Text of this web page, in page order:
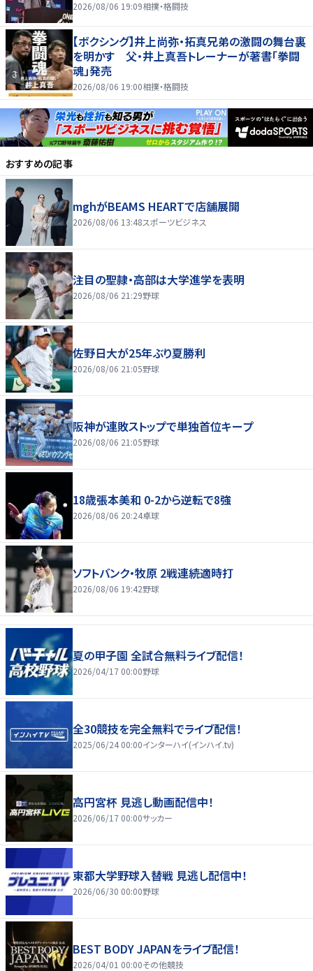
2026/08/06 19:09相撲・格闘技
【ボクシング】井上尚弥・拓真兄弟の激闘の舞台裏
を明かす 父・井上真吾トレーナーが著書「拳闘
魂」発売
2026/08/06 19:00相撲・格闘技
おすすめの記事
mghがBEAMS HEARTで店舗展開
2026/08/06 13:48スポーツビジネス
注目の聖隷・高部は大学進学を表明
2026/08/06 21:29野球
佐野日大が25年ぶり夏勝利
2026/08/06 21:05野球
阪神が連敗ストップで単独首位キープ
2026/08/06 21:05野球
18歳張本美和 0-2から逆転で8強
2026/08/06 20:24卓球
ソフトバンク・牧原 2戦連続適時打
2026/08/06 19:42野球
夏の甲子園 全試合無料ライブ配信！
2026/04/17 00:00野球
全30競技を完全無料でライブ配信！
2025/06/24 00:00インターハイ(インハイ.tv)
高円宮杯 見逃し動画配信中！
2026/06/17 00:00サッカー
東都大学野球入替戦 見逃し配信中！
2026/06/30 00:00野球
BEST BODY JAPANをライブ配信！
2026/04/01 00:00その他競技